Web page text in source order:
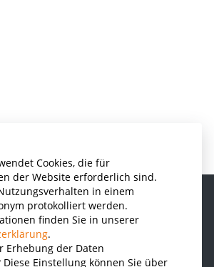
Cookies, die für
der Website erforderlich sind.
in einem
protokolliert werden.
finden Sie in unserer
.
Erhebung der Daten
Einstellung können Sie über
Wirtschaftsinformatik
und Vermessung